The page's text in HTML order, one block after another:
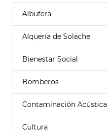
Albufera
Alquería de Solache
Bienestar Social
Bomberos
Contaminación Acústica
Cultura